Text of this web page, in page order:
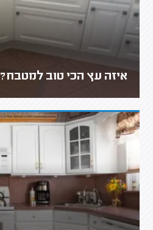
איזה עץ הכי טוב למטבח?